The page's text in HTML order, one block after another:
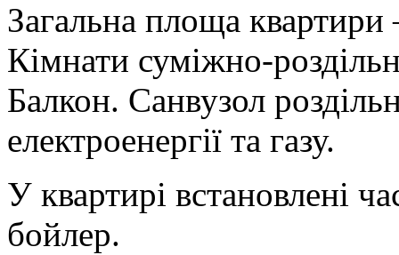
Загальна площа
Кімнати суміжно-
Балкон. Санвузол
електроенергії та газу.
У квартирі встановлені
бойлер.